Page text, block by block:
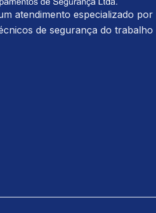
atendimento especializado por
de segurança do trabalho